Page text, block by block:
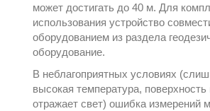
может достигать до 40 м. Для
использования устройство
оборудованием из раздела
оборудование.
В неблагоприятных условиях
высокая температура, поверхность
отражает свет) ошибка измерений